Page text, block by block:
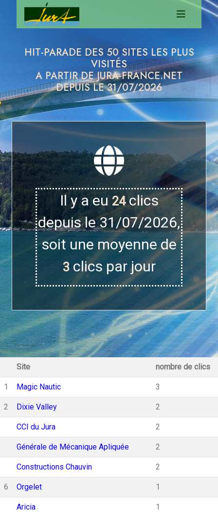
HIT-PARADE DES 50 SITES LES PLUS
VISITÉS
A PARTIR DE JURA-FRANCE.NET
DEPUIS LE 31/07/2026
Il y a eu 24clics
depuis le 31/07/2026,
soit une moyenne de
3clics par jour
Site nombre de clics
1 Magic Nautic 3
2 Dixie Valley 2
CCI du Jura 2
Générale de Mécanique Apliquée 2
Constructions Chauvin 2
6 Orgelet 1
Aricia 1